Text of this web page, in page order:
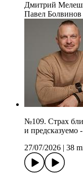
Дмитрий
Павел Болвинов
№109. Страх
и
27/07/2026
38